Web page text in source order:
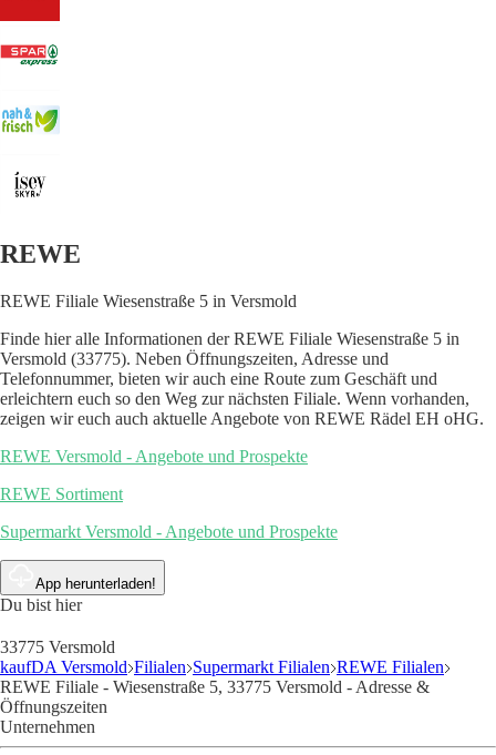
REWE
REWE Filiale Wiesenstraße 5 in Versmold
Finde hier alle Informationen der REWE Filiale Wiesenstraße 5 in
Versmold (33775). Neben Öffnungszeiten, Adresse und
Telefonnummer, bieten wir auch eine Route zum Geschäft und
erleichtern euch so den Weg zur nächsten Filiale. Wenn vorhanden,
zeigen wir euch auch aktuelle Angebote von REWE Rädel EH oHG.
REWE Versmold - Angebote und Prospekte
REWE Sortiment
Supermarkt Versmold - Angebote und Prospekte
App herunterladen!
Du bist hier
33775 Versmold
kaufDA Versmold Filialen Supermarkt Filialen REWE Filialen
REWE Filiale - Wiesenstraße 5, 33775 Versmold - Adresse &
Öffnungszeiten
Unternehmen